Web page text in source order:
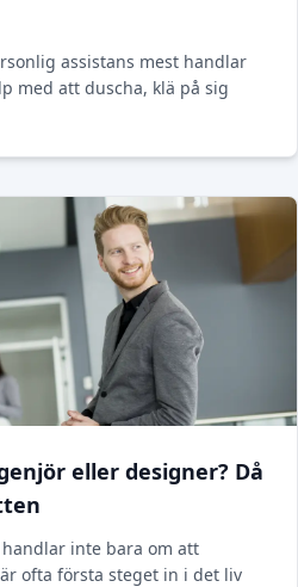
assistans mest handlar
med att duscha, klä på sig
eller designer? Då
inte bara om att
ofta första steget in i det liv